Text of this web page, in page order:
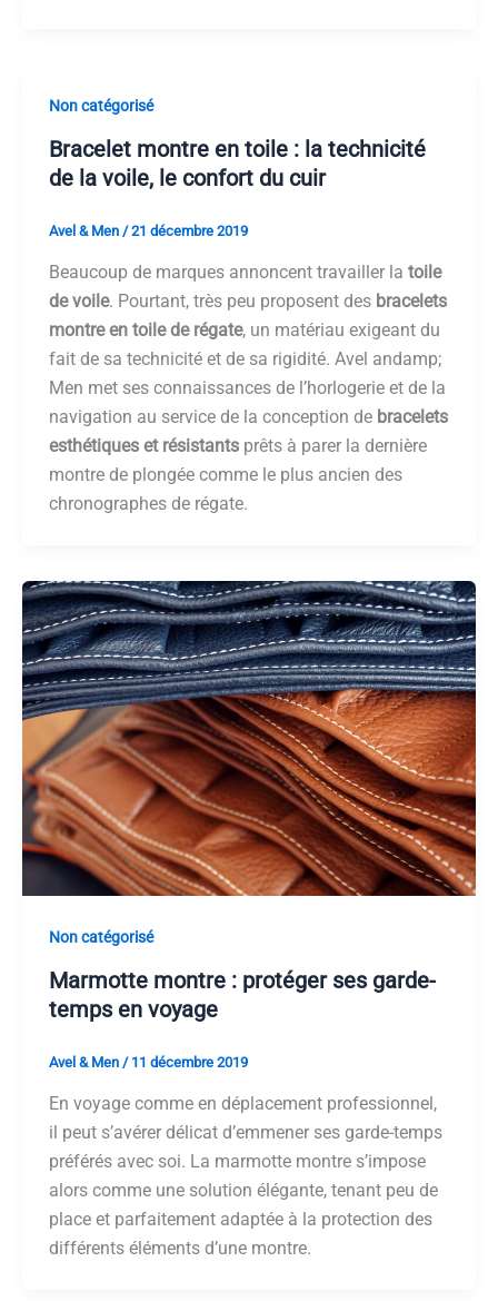
Non catégorisé
Bracelet montre en toile : la technicité
de la voile, le confort du cuir
Avel & Men /21 décembre 2019
Beaucoup de marques annoncent travailler la toile
de voile. Pourtant, très peu proposent des bracelets
montre en toile de régate, un matériau exigeant du
fait de sa technicité et de sa rigidité. Avel andamp;
Men met ses connaissances de l’horlogerie et de la
navigation au service de la conception de bracelets
esthétiques et résistants prêts à parer la dernière
montre de plongée comme le plus ancien des
chronographes de régate.
Non catégorisé
Marmotte montre : protéger ses garde-
temps en voyage
Avel & Men / 11 décembre 2019
En voyage comme en déplacement professionnel,
il peut s’avérer délicat d’emmener ses garde-temps
préférés avec soi. La marmotte montre s’impose
alors comme une solution élégante, tenant peu de
place et parfaitement adaptée à la protection des
différents éléments d’une montre.